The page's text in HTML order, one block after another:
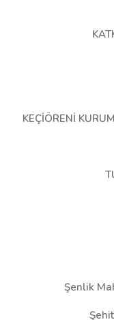
KEÇİÖRENİ
Şenlik